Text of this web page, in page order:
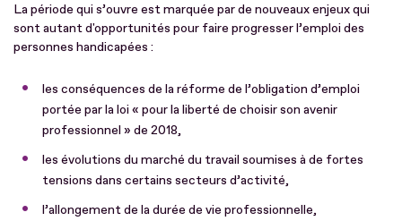
La période qui s’ouvre est marquée par de nouveaux enjeux qui
sont autant d'opportunités pour faire progresser l’emploi des
personnes handicapées :
les conséquences de la réforme de l’obligation d’emploi
portée par la loi « pour la liberté de choisir son avenir
professionnel » de 2018,
les évolutions du marché du tra­vail soumises à de fortes
tensions dans certains secteurs d’activité,
l’allongement de la durée de vie professionnelle,